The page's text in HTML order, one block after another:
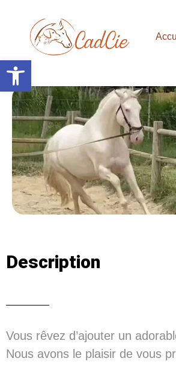
Ouvrir la barre d’outils
Description
Vous rêvez d’ajouter un
Nous avons le plaisir de vous